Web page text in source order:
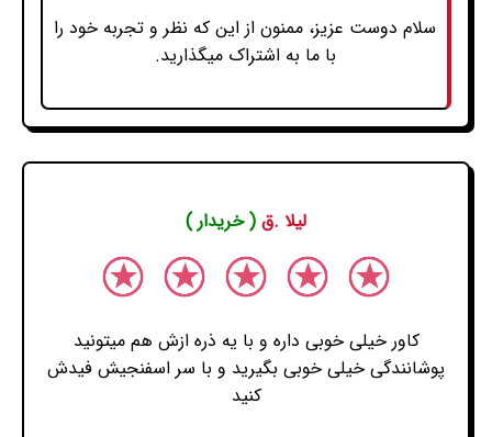
سلام دوست عزیز، ممنون از این که نظر و تجربه خود را
با ما به اشتراک میگذارید.
لیلا .ق ( خریدار )
کاور خیلی خوبی داره و با یه ذره ازش هم میتونید
پوشانندگی خیلی خوبی بگیرید و با سر اسفنجیش فیدش
کنید